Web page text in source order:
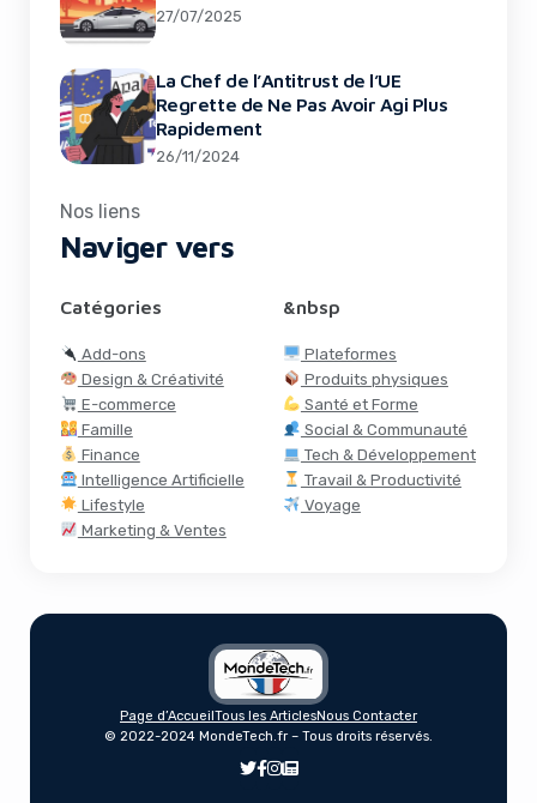
27/07/2025
La Chef de l’Antitrust de l’UE
Regrette de Ne Pas Avoir Agi Plus
Rapidement
26/11/2024
Nos liens
Naviger vers
Catégories
Add-ons
Design & Créativité
E-commerce
Famille
Finance
Intelligence Artificielle
Lifestyle
Marketing & Ventes
&nbsp
Plateformes
Produits physiques
Santé et Forme
Social & Communauté
Tech & Développement
Travail & Productivité
Voyage
Page d’AccueilTous les ArticlesNous Contacter
© 2022-2024 MondeTech.fr – Tous droits réservés.
Fizz : Transition Au Sommet Pour L’App
Sociale Des Campus